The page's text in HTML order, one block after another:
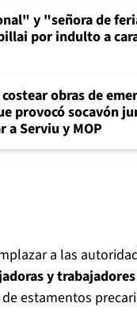
y "señora de
por indulto a
obras de
provocó socavón
a Serviu y MOP
a las
y
estamentos